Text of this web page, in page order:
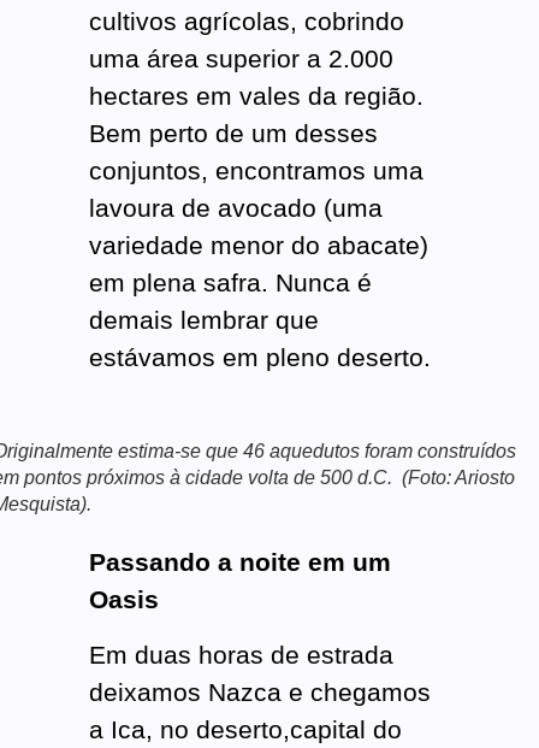
cultivos agrícolas, cobrindo
uma área superior a 2.000
hectares em vales da região.
Bem perto de um desses
conjuntos, encontramos uma
lavoura de avocado (uma
variedade menor do abacate)
em plena safra. Nunca é
demais lembrar que
estávamos em pleno deserto.
estima-se que 46 aquedutos foram construídos
pontos próximos à cidade volta de 500 d.C. (Foto: Ariosto
Passando a noite em um
Oasis
Em duas horas de estrada
deixamos Nazca e chegamos
a Ica, no deserto,capital do